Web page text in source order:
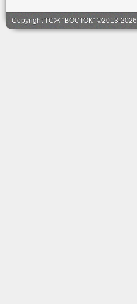
Copyright ТСЖ "ВОСТОК" ©2013-2026